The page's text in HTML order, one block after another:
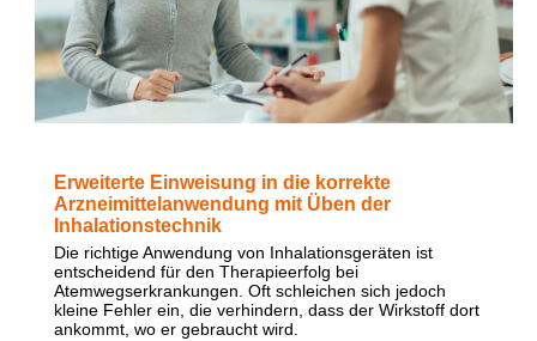
Erweiterte Einweisung in die korrekte
Arzneimittelanwendung mit Üben der
Inhalationstechnik
Die richtige Anwendung von Inhalationsgeräten ist
entscheidend für den Therapieerfolg bei
Atemwegserkrankungen. Oft schleichen sich jedoch
kleine Fehler ein, die verhindern, dass der Wirkstoff dort
ankommt, wo er gebraucht wird.